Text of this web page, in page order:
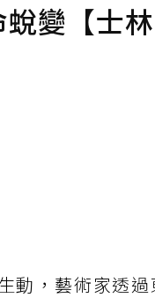
變【士林
動，藝術家透